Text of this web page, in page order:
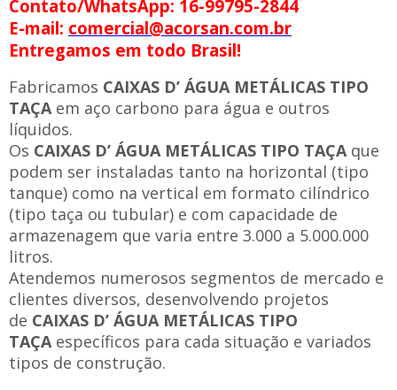
Contato/WhatsApp: 16-99795-2844
E-mail: comercial@acorsan.com.br
Entregamos em todo Brasil!
Fabricamos CAIXAS D’ ÁGUA METÁLICAS TIPO
TAÇAem aço carbono para água e outros
líquidos.
Os CAIXAS D’ ÁGUA METÁLICAS TIPO TAÇAque
podem ser instaladas tanto na horizontal (tipo
tanque) como na vertical em formato cilíndrico
(tipo taça ou tubular) e com capacidade de
armazenagem que varia entre 3.000 a 5.000.000
litros.
Atendemos numerosos segmentos de mercado e
clientes diversos, desenvolvendo projetos
de CAIXAS D’ ÁGUA METÁLICAS TIPO
TAÇAespecíficos para cada situação e variados
tipos de construção.